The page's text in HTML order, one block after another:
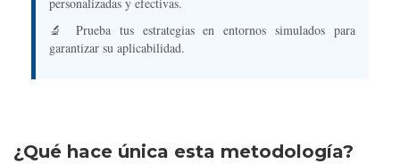
personalizadas y efectivas.
🔬 Prueba tus estrategias en entornos simulados para
garantizar su aplicabilidad.
¿Qué hace única esta metodología?